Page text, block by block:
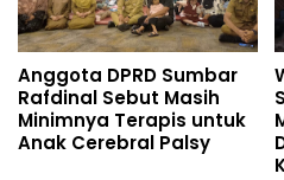
Anggota DPRD Sumbar
Rafdinal Sebut Masih
Minimnya Terapis untuk
Anak Cerebral Palsy